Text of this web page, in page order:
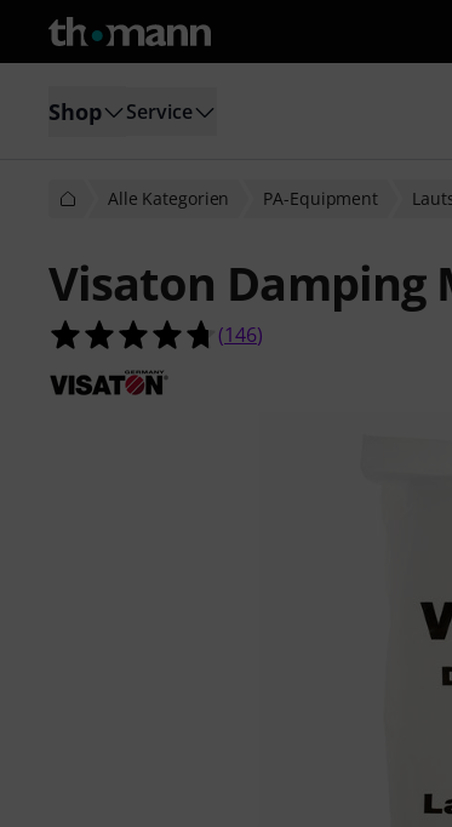
Shop Service
Alle Kategorien PA-Equipment
Visaton Damping
4.7 von 5 Sternen aus
(146)